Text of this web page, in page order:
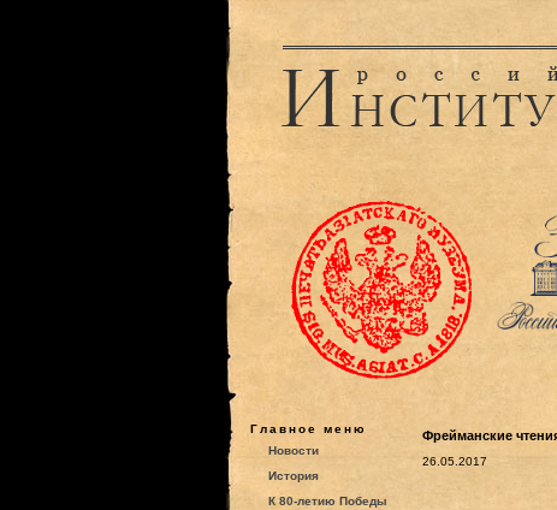
Главное меню
Новости
История
К 80-летию Победы
Фрейманские
26.05.2017